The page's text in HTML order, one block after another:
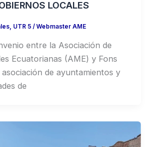
LOCALES
, UTR 5/ Webmaster AME
entre la Asociación de
Ecuatorianas (AME) y Fons
de ayuntamientos y
de